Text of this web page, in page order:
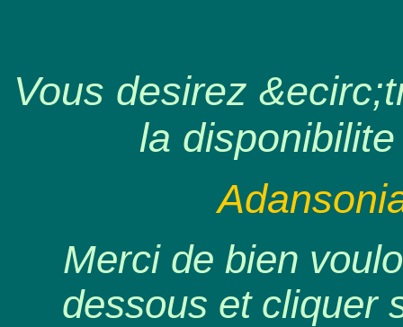
Vous desirez
la
Merci de bien
dessous et cliquer